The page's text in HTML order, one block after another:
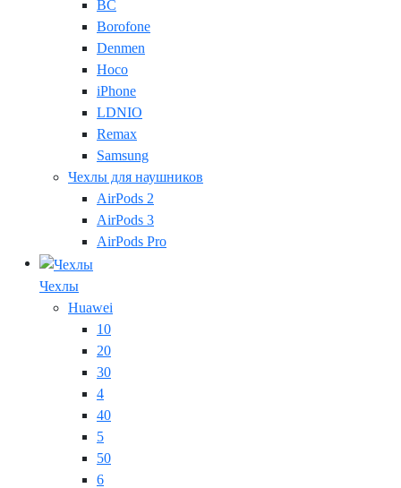
BC
Borofone
Denmen
Hoco
iPhone
LDNIO
Remax
Samsung
Чехлы для наушников
AirPods 2
AirPods 3
AirPods Pro
Чехлы
Huawei
10
20
30
4
40
5
50
6